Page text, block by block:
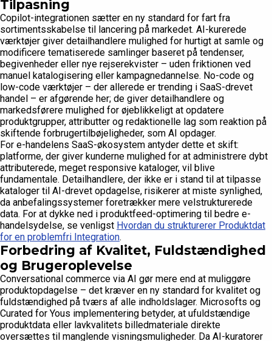
Tilpasning
Copilot-integrationen sætter en ny standard for fart fra
sortimentsskabelse til lancering på markedet. AI-kurerede
værktøjer giver detailhandlere mulighed for hurtigt at samle og
modificere tematiserede samlinger baseret på tendenser,
begivenheder eller nye rejserekvister – uden friktionen ved
manuel katalogisering eller kampagnedannelse. No-code og
low-code værktøjer – der allerede er trending i SaaS-drevet
handel – er afgørende her; de giver detailhandlere og
markedsførere mulighed for øjeblikkeligt at opdatere
produktgrupper, attributter og redaktionelle lag som reaktion på
skiftende forbrugertilbøjeligheder, som AI opdager.
For e-handelens SaaS-økosystem antyder dette et skift:
platforme, der giver kunderne mulighed for at administrere dybt
attributerede, meget responsive kataloger, vil blive
fundamentale. Detailhandlere, der ikke er i stand til at tilpasse
kataloger til AI-drevet opdagelse, risikerer at miste synlighed,
da anbefalingssystemer foretrækker mere velstrukturerede
data. For at dykke ned i produktfeed-optimering til bedre e-
handelsydelse, se venligst Hvordan du strukturerer Produktdat
for en problemfri Integration.
Forbedring af Kvalitet, Fuldstændighed
og Brugeroplevelse
Conversational commerce via AI gør mere end at muliggøre
produktopdagelse – det kræver en ny standard for kvalitet og
fuldstændighed på tværs af alle indholdslager. Microsofts og
Curated for Yous implementering betyder, at ufuldstændige
produktdata eller lavkvalitets billedmateriale direkte
oversættes til manglende visningsmuligheder. Da AI-kuratorer